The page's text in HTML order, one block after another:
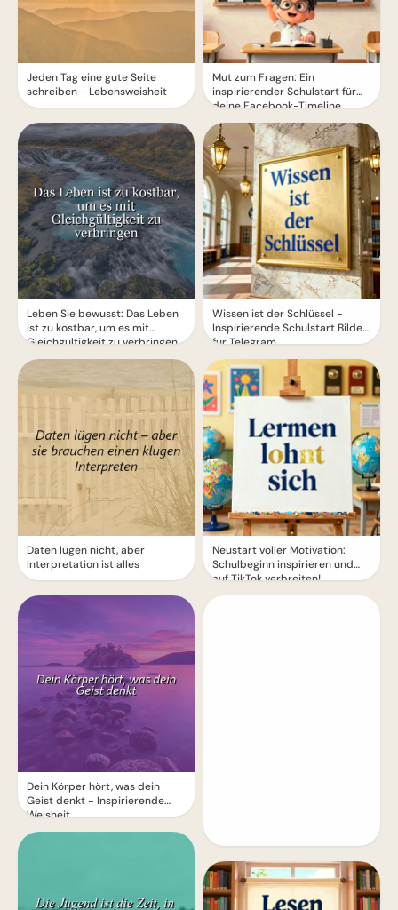
Jeden Tag eine gute Seite
schreiben - Lebensweisheit
Leben Sie bewusst: Das Leben
ist zu kostbar, um es mit
Gleichgültigkeit zu verbringen
Daten lügen nicht, aber
Interpretation ist alles
Dein Körper hört, was dein
Geist denkt - Inspirierende
Weisheit
Mut zum Fragen: Ein
inspirierender Schulstart für
deine Facebook-Timeline
Wissen ist der Schlüssel -
Inspirierende Schulstart Bilder
für Telegram
Neustart voller Motivation:
Schulbeginn inspirieren und
auf TikTok verbreiten!